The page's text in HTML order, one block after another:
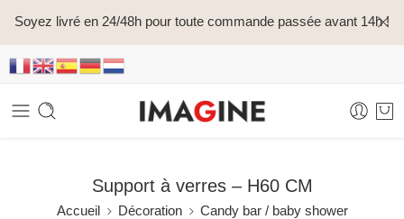
Soyez livré en 24/48h pour toute commande passée avant 14h !
Support à verres – H60 CM
Accueil Décoration Candy bar / baby shower